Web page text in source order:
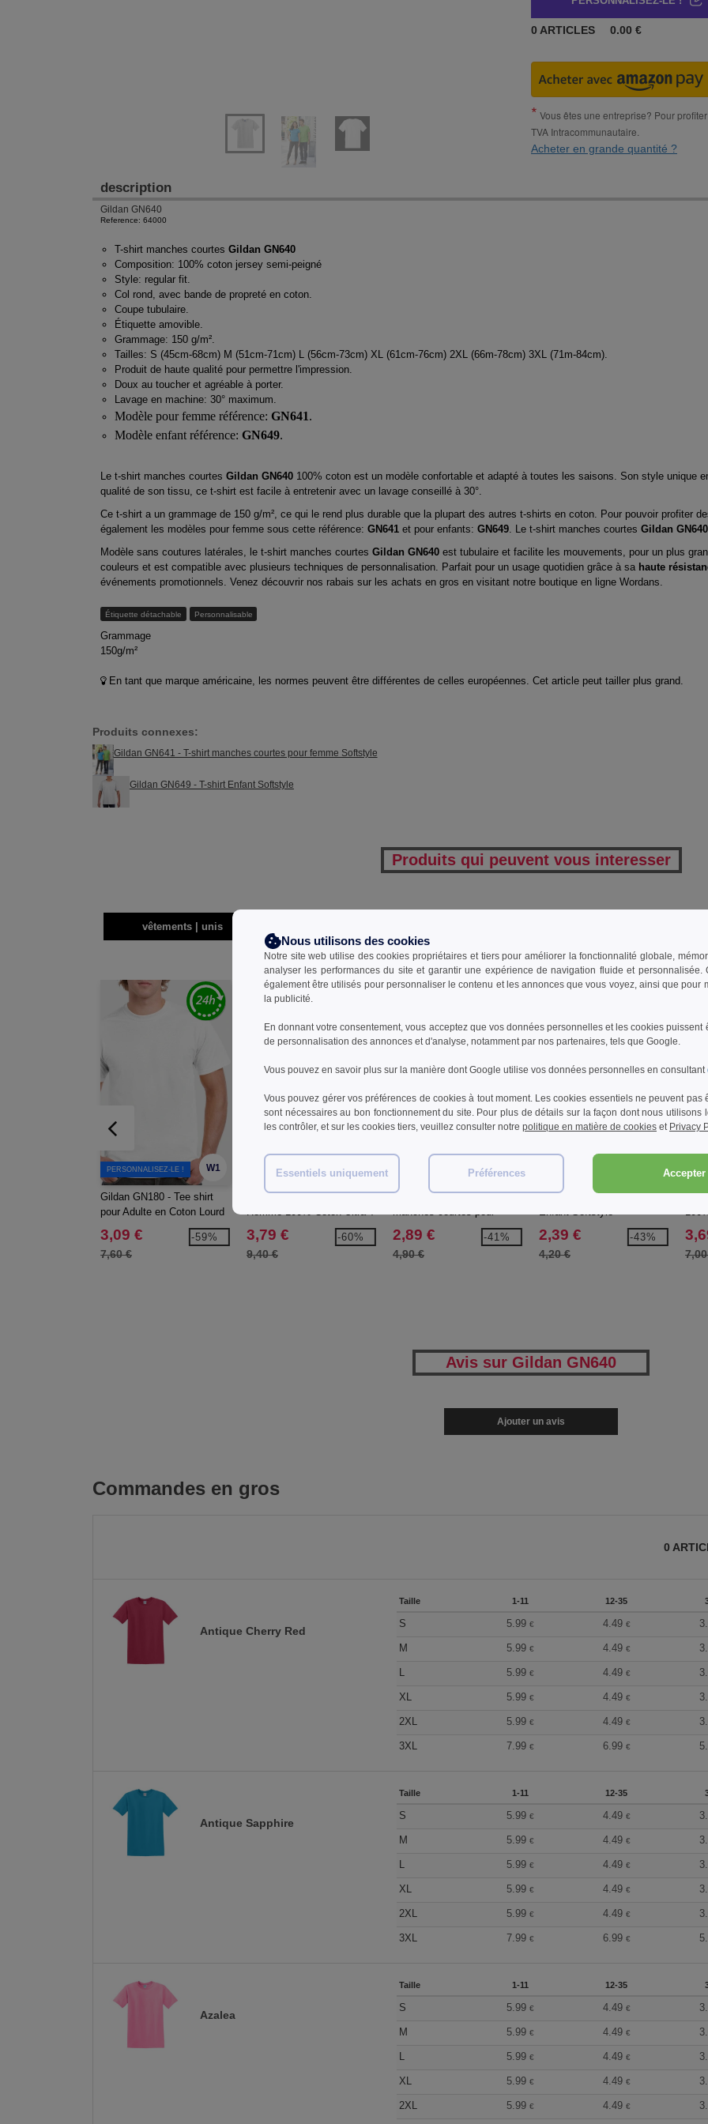
0 ARTICLES 0.00 €
Vous êtes une entreprise? Pour
TVA Intracommunautaire.
Acheter en grande quantité ?
description
Gildan GN640
Reference: 64000
T-shirt manches courtes Gildan GN640
Composition: 100% coton jersey semi-peigné
Style: regular fit.
Col rond, avec bande de propreté en coton.
Coupe tubulaire.
Étiquette amovible.
Grammage: 150 g/m².
Tailles: S (45cm-68cm) M (51cm-71cm) L (56cm-73cm) XL (61cm-76cm) 2XL (66m-78cm) 3XL (71m-84cm).
Produit de haute qualité pour permettre l'impression.
Doux au toucher et agréable à porter.
Lavage en machine: 30° maximum.
Modèle pour femme référence: GN641.
Modèle enfant référence: GN649.
Le t-shirt manches courtes Gildan GN640 100% coton est un modèle confortable et adapté à toutes les saisons. Son style unique
qualité de son tissu, ce t-shirt est facile à entretenir avec un lavage conseillé à 30°.
Ce t-shirt a un grammage de 150 g/m², ce qui le rend plus durable que la plupart des autres t-shirts en coton. Pour pouvoir profiter
également les modèles pour femme sous cette référence: GN641 et pour enfants: GN649. Le t-shirt manches courtes Gildan GN640
Modèle sans coutures latérales, le t-shirt manches courtes Gildan GN640 est tubulaire et facilite les mouvements, pour un plus
couleurs et est compatible avec plusieurs techniques de personnalisation. Parfait pour un usage quotidien grâce à sa haute
événements promotionnels. Venez découvrir nos rabais sur les achats en gros en visitant notre boutique en ligne Wordans.
Étiquette détachable Personnalisable
Grammage
150g/m²
En tant que marque américaine, les normes peuvent être différentes de celles européennes. Cet article peut tailler plus grand.
Produits connexes:
Gildan GN641 - T-shirt manches courtes pour femme Softstyle
Gildan GN649 - T-shirt Enfant Softstyle
Produits qui peuvent vous interesser
vêtements | unis
W1
PERSONNALISEZ-LE !
Gildan GN180 - Tee shirt
pour Adulte en Coton Lourd
3,09 €
7,60 €
-59%
PERSONNALISEZ-LE !
Gildan GN200 - T-Shirt
Homme 100% Coton Ultra-T
3,79 €
9,40 €
-60%
Gildan GN641 - T-shirt
manches courtes pour
femme Softstyle
2,89 €
4,90 €
-41%
Gildan GN649 - T-shirt
Enfant Softstyle
2,39 €
4,20 €
-43%
Avis sur Gildan GN640
Ajouter un avis
Commandes en gros
0
Antique Cherry Red
Taille 1-11 12-35
S 5.99 € 4.49 €
M 5.99 € 4.49 €
L 5.99 € 4.49 €
XL 5.99 € 4.49 €
2XL 5.99 € 4.49 €
3XL 7.99 € 6.99 €
Antique Sapphire
Taille 1-11 12-35
S 5.99 € 4.49 €
M 5.99 € 4.49 €
L 5.99 € 4.49 €
XL 5.99 € 4.49 €
2XL 5.99 € 4.49 €
3XL 7.99 € 6.99 €
Azalea
Taille 1-11 12-35
S 5.99 € 4.49 €
M 5.99 € 4.49 €
L 5.99 € 4.49 €
XL 5.99 € 4.49 €
2XL 5.99 € 4.49 €
Nous utilisons des cookies
Notre site web utilise des cookies propriétaires et tiers pour améliorer la fonctionnalité globale,
analyser les performances du site et garantir une expérience de navigation fluide et personnalisée.
également être utilisés pour personnaliser le contenu et les annonces que vous voyez, ainsi que pour
la publicité.
En donnant votre consentement, vous acceptez que vos données personnelles et les cookies puissent
de personnalisation des annonces et d'analyse, notamment par nos partenaires, tels que Google.
Vous pouvez en savoir plus sur la manière dont Google utilise vos données personnelles en consultant
Vous pouvez gérer vos préférences de cookies à tout moment. Les cookies essentiels ne peuvent pas
sont nécessaires au bon fonctionnement du site. Pour plus de détails sur la façon dont nous utilisons
les contrôler, et sur les cookies tiers, veuillez consulter notre politique en matière de cookies et Privacy
Essentiels uniquement Préférences